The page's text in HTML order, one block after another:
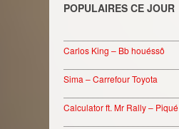
POPULAIRES CE JOUR
Carlos King – Bb houéssô
Sima – Carrefour Toyota
Calculator ft. Mr Rally – Piqué